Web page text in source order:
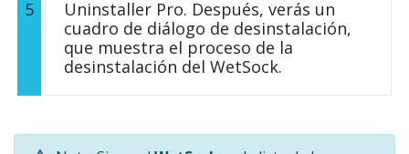
5
Uninstaller Pro. Después, verás un
cuadro de diálogo de desinstalación,
que muestra el proceso de la
desinstalación del WetSock.